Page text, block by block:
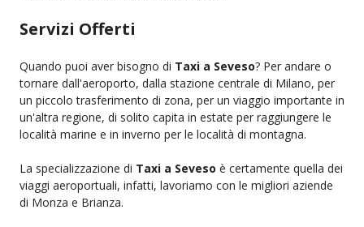
Servizi Offerti
Quando puoi aver bisogno di Taxi a Seveso? Per andare o
tornare dall'aeroporto, dalla stazione centrale di Milano, per
un piccolo trasferimento di zona, per un viaggio importante in
un'altra regione, di solito capita in estate per raggiungere le
località marine e in inverno per le località di montagna.
La specializzazione di Taxi a Seveso è certamente quella dei
viaggi aeroportuali, infatti, lavoriamo con le migliori aziende
di Monza e Brianza.